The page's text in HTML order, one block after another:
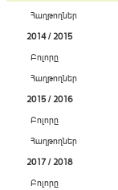
Հաղթողներ
2014 / 2015
Բոլորը
Հաղթողներ
2015 / 2016
Բոլորը
Հաղթողներ
2017 / 2018
Բոլորը